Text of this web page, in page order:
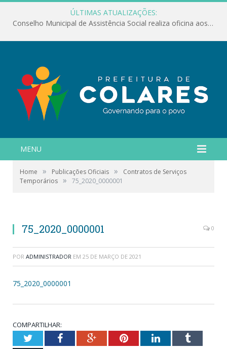
ÚLTIMAS ATUALIZAÇÕES:
Conselho Municipal de Assistência Social realiza oficina aos servidores
MENU
Home » Publicações Oficiais »
Contratos de Serviços
Temporários » 75_2020_0000001
75_2020_0000001 0
POR ADMINISTRADOR EM 25 DE MARÇO DE 2021
75_2020_0000001
COMPARTILHAR:
TwitterFacebookGoogle+PinterestLinkedInTumblr